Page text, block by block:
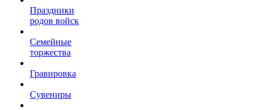
Праздники
родов войск
Семейные
торжества
Гравировка
Сувениры